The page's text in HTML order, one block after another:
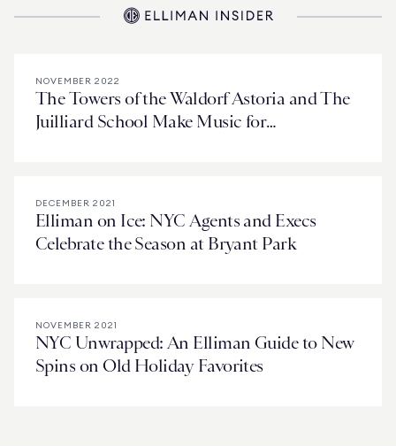
NOVEMBER 2022
The Towers of the Waldorf Astoria and The
Juilliard School Make Music for
DECEMBER 2021
Elliman on Ice: NYC Agents and Execs
Celebrate the Season at Bryant Park
NOVEMBER 2021
NYC Unwrapped: An Elliman Guide to New
Spins on Old Holiday Favorites